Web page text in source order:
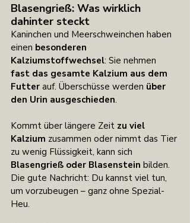
Blasengrieß: Was wirklich
dahinter steckt
Kaninchen und Meerschweinchen haben
einen besonderen
Kalziumstoffwechsel: Sie nehmen
fast das gesamte Kalzium aus dem
Futter auf. Überschüsse werden über
den Urin ausgeschieden.
Kommt über längere Zeit zu viel
Kalzium zusammen oder nimmt das Tier
zu wenig Flüssigkeit, kann sich
Blasengrieß oder Blasenstein bilden.
Die gute Nachricht: Du kannst viel tun,
um vorzubeugen – ganz ohne Spezial-
Heu.